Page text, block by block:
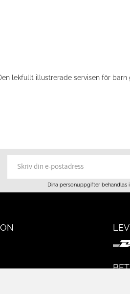
lekfullt illustrerade servisen för
Dina personuppgifter behandlas